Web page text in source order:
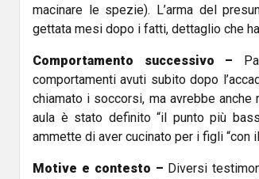
macinare le spezie). L’arma del
gettata mesi dopo i fatti, dettaglio che
Comportamento successivo –
comportamenti avuti subito dopo
chiamato i soccorsi, ma avrebbe anche
aula è stato definito “il punto più
ammette di aver cucinato per i figli “con
Motive e contesto – Diversi